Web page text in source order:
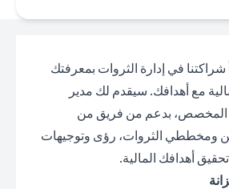
شراكتنا في إدارة الثروات بمعرفتك
مع أهدافك. سيقدم لك مدير
المخصص، بدعم من فريق من
ومخططي الثروات، رؤى وتوجيهات
أهدافك المالية.